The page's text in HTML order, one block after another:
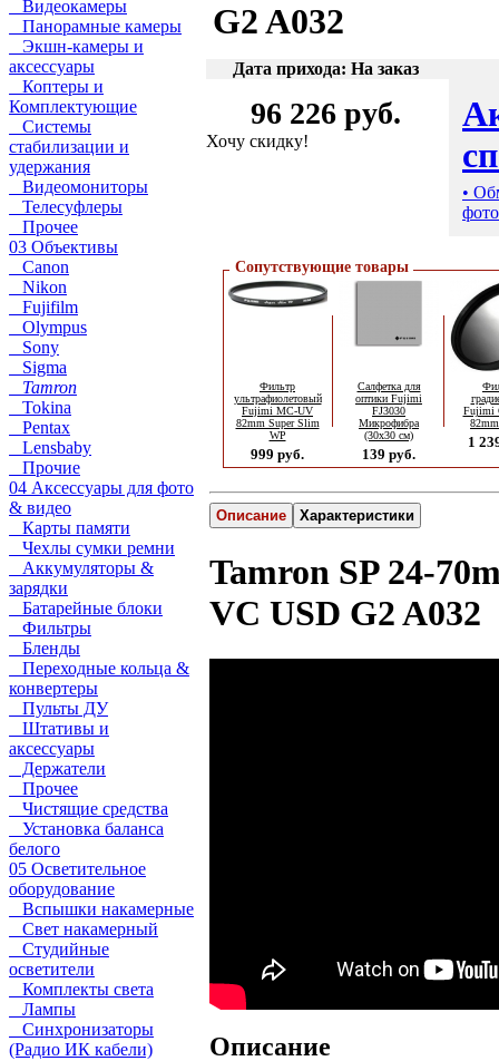
Видеокамеры
Панорамные камеры
Экшн-камеры и
аксессуары
Коптеры и
Комплектующие
Системы
стабилизации и
удержания
Видеомониторы
Телесуфлеры
Прочее
03 Объективы
Canon
Nikon
Fujifilm
Olympus
Sony
Sigma
Tamron
Tokina
Pentax
Lensbaby
Прочие
04 Аксессуары для фото
& видео
Карты памяти
Чехлы сумки ремни
Аккумуляторы &
зарядки
Батарейные блоки
Фильтры
Бленды
Переходные кольца &
конвертеры
Пульты ДУ
Штативы и
аксессуары
Держатели
Прочее
Чистящие средства
Установка баланса
белого
05 Осветительное
оборудование
Вспышки накамерные
Свет накамерный
Студийные
осветители
Комплекты света
Лампы
Синхронизаторы
(Радио ИК кабели)
G2 A032
Дата прихода: На заказ
96 226 руб.
Хочу скидку!
•
Сопутствующие товары
Фильтр
ультрафиолетовый
Fujimi MC-UV
82mm Super Slim
WP
999 руб.
Салфетка для
оптики Fujimi
FJ3030
Микрофибра
(30х30 см)
139 руб.
Fujimi
1
Описание Характеристики
Tamron SP 24-
VC USD G2 A032
Описание